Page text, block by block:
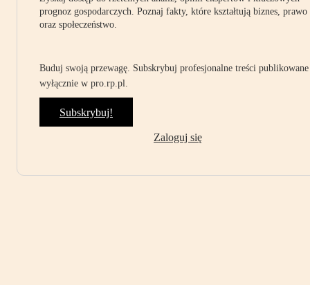
prognoz gospodarczych. Poznaj fakty, które kształtują biznes, prawo
oraz społeczeństwo.
Buduj swoją przewagę. Subskrybuj profesjonalne treści publikowane
wyłącznie w pro.rp.pl.
Subskrybuj!
Zaloguj się